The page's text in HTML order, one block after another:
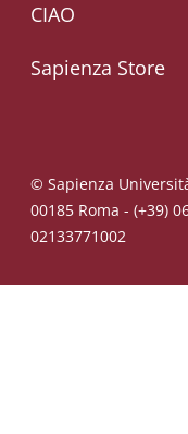
CIAO
Sapienza Store
© Sapienza
00185 Roma - (+39)
02133771002